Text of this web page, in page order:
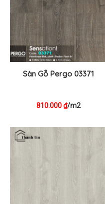
Sàn Gỗ Pergo 03371
810.000₫/m2